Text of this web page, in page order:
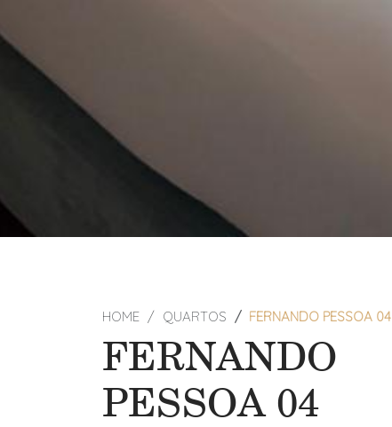
HOME QUARTOS FERNANDO PESSOA 04
FERNANDO
PESSOA 04